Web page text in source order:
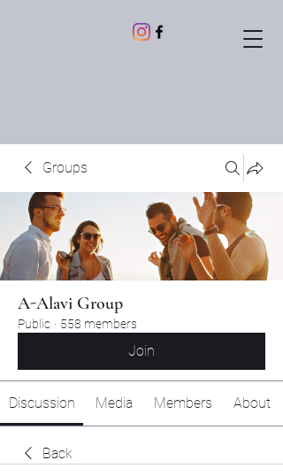
Groups
A-Alavi Group
Public · 558 members
Join
Discussion Media Members About
Back